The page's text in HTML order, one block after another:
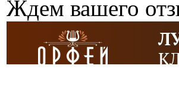
Ждем вашего